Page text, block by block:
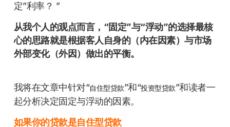
定”利率？ ”
从我个人的观点而言，“固定”与“浮动”的选择最核
心的思路就是根据客人自身的（内在因素）与市场
外部变化（外因）做出的平衡。
我将在文章中针对“自住型贷款”和“投资型贷款”和读者一
起分析决定固定与浮动的因素。
如果你的贷款是自住型贷款